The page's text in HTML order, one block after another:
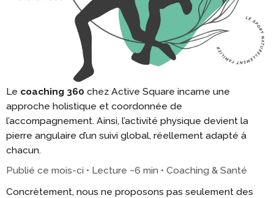
Le coaching 360 chez Active Square incarne une
approche holistique et coordonnée de
l’accompagnement. Ainsi, l’activité physique devient la
pierre angulaire d’un suivi global, réellement adapté à
chacun.
Publié ce mois-ci • Lecture ~6 min • Coaching & Santé
Concrètement, nous ne proposons pas seulement des